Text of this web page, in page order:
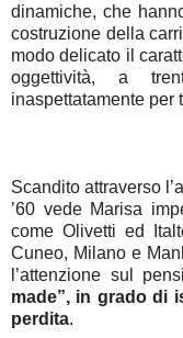
dinamiche, che
costruzione della
modo delicato il
oggettività, a
inaspettatamente per
Scandito attraverso
’60 vede Marisa
come Olivetti ed
Cuneo, Milano e
l’attenzione sul
made”, in grado di
perdita.